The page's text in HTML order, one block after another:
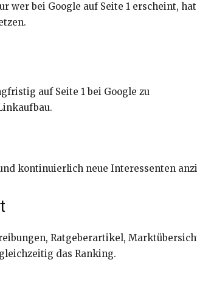
wer bei Google auf Seite 1 erscheint, hat
auf Seite 1 bei Google zu
kontinuierlich neue Interessenten
Ratgeberartikel,
das Ranking.